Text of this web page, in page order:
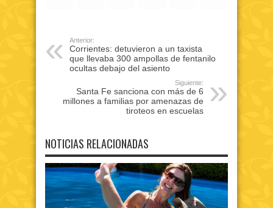
Anterior:
Corrientes: detuvieron a un taxista
que llevaba 300 ampollas de fentanilo
ocultas debajo del asiento
Siguiente:
Santa Fe sanciona con más de 6
millones a familias por amenazas de
tiroteos en escuelas
NOTICIAS RELACIONADAS